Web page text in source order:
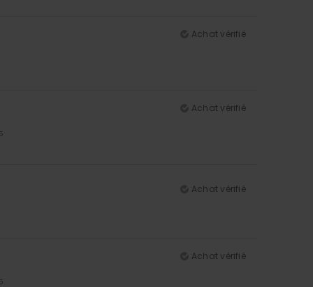
Achat vérifié
Achat vérifié
Achat vérifié
Achat vérifié